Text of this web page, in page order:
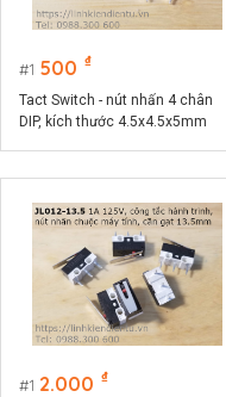
1 500 ₫
Tact Switch - nút nhấn 4 chân
DIP, kích thước 4.5x4.5x5mm
1 2.000 ₫